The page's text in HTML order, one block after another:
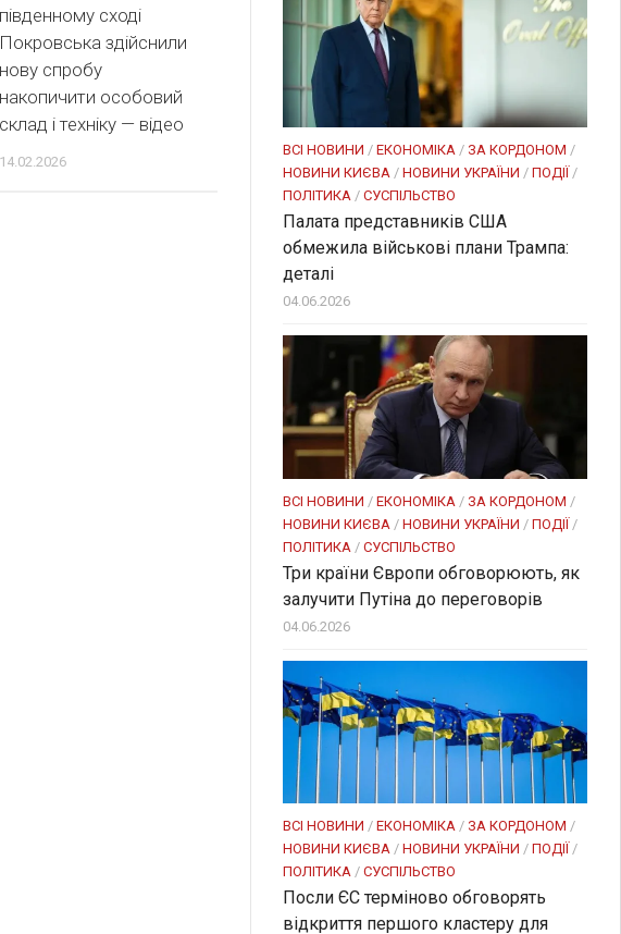
південному сході
Покровська здійснили
нову спробу
накопичити особовий
склад і техніку — відео
14.02.2026
ВСІ НОВИНИ / ЕКОНОМІКА / ЗА КОРДОНОМ /
НОВИНИ КИЄВА / НОВИНИ УКРАЇНИ / ПОДІЇ/
ПОЛІТИКА / СУСПІЛЬСТВО
Палата представників США
обмежила військові плани Трампа:
деталі
04.06.2026
ВСІ НОВИНИ / ЕКОНОМІКА / ЗА КОРДОНОМ /
НОВИНИ КИЄВА / НОВИНИ УКРАЇНИ / ПОДІЇ/
ПОЛІТИКА / СУСПІЛЬСТВО
Три країни Європи обговорюють, як
залучити Путіна до переговорів
04.06.2026
ВСІ НОВИНИ / ЕКОНОМІКА / ЗА КОРДОНОМ /
НОВИНИ КИЄВА / НОВИНИ УКРАЇНИ / ПОДІЇ /
ПОЛІТИКА / СУСПІЛЬСТВО
Посли ЄC терміново обговорять
відкриття першого кластеру для